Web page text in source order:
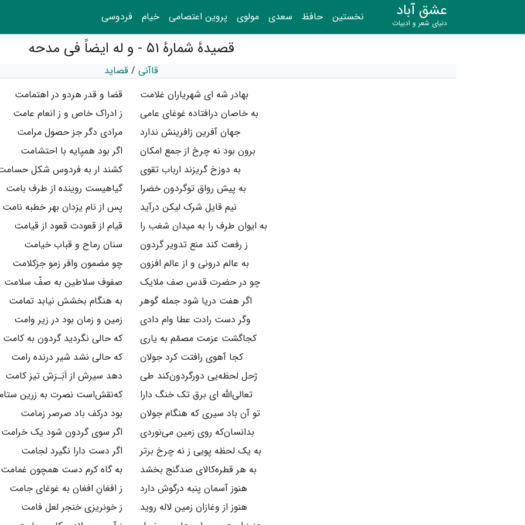
عشق آباد
دنیای شعر و ادبیات نخستین حافظ سعدی مولوی پروین اعتصامی خیام فردوسی
قصیدهٔ شمارهٔ ۵۱ - و له ایضاً فی مدحه
قاآنی / قصاید
بهادر شه ای شهریاران ‌غلا‌مت
قضا و قدر هردو در اهتمامت
به خاصان درافتاده غوغای عامی
ز ادراک خاص و ز انعام عامت
جهان آفرین زافرینش ندارد
مرادی دگر جز حصول مرامت
برون بود نه چرخ از جمع امکان
اگر بود همپایه با احتشامت
به دوزخ‌ گریزند ارباب تقوی
کشند ار به فردوس شکل
به پیش رواق توگردون خضرا
گیاهیست روینده از طرف بامت
نیم قایل شرک لیکن درآید
پس از نام یزدان بهر خطبه نامت
به ایوان طرف را به میدان شغب را
قیام از قعودت قعود از قیامت
ز رفعت‌ کند منع تدویر گردون
سنان رماح و قباب خیامت
به عالم درونی و از عالم افزون
چو مضمون وافر زمو جزکلامت
چو در حضرت قدس صف ملایک
صفوف سلاطین به صفّ سلامت
اگر هفت دریا شود جمله ‌گوهر
به هنگام بخشش نیابد تمامت
وگر دست رادت عطا وام دادی
زمین و زمان بود در زیر وامت
کجاگشت عزمت مصمّم به یاری
که حالی نگردید گردون به کامت
کجا آهوی رافتت ‌کرد جولان
که حالی نشد شیر درنده رامت
ژحل لحظه‌یی دورگردون‌کند طی
دهد سیرش از اَبَـرَش تیز کامت
تعالی‌الله ای برق تک خنگ دارا
که‌نقش‌است نصرت به زرین
تو آن باد سیری ‌که هنگام جولان
بود درکف باد صرصر زمامت
بدانسان‌که روی زمین می‌نوردی
اگر سوی‌ گردون شود یک خرامت
به یک لحظه پویی ز نه چرخ برتر
اگر دست دارا نگیرد لجامت
به هر قطره‌کالای صدگنج بخشد
به گاه کرم دست همچون غمامت
هنوز آسمان پنبه درگوش دارد
ز افغانِ افغان به غوغای جامت
هنوز از وغازان زمین لاله روید
ز خونریزی خنجر لعل فامت